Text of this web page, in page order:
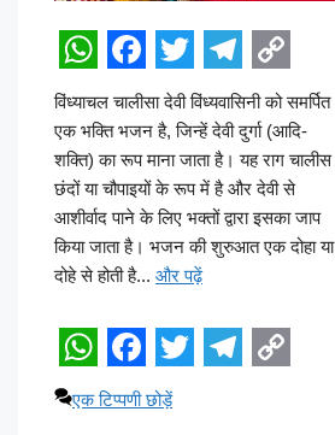
W
h
a
t
s
A
p
p
F
a
c
e
b
o
o
k
T
w
i
t
t
e
r
T
e
l
e
g
a
m
C
o
p
y
L
n
k
विंध्याचल चालीसा देवी विंध्यवासिनी को समर्पित
एक भक्ति भजन है, जिन्हें देवी दुर्गा (आदि-
शक्ति) का रूप माना जाता है। यह राग चालीस
छंदों या चौपाइयों के रूप में है और देवी से
आशीर्वाद पाने के लिए भक्तों द्वारा इसका जाप
किया जाता है। भजन की शुरुआत एक दोहा या
दोहे से होती है... और पढ़ें
W F T
w
एक टिप्पणी छोड़ें